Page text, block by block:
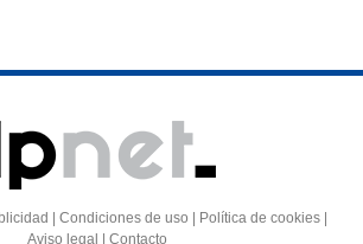
| Condiciones de uso | Política de cookies |
Aviso legal | Contacto